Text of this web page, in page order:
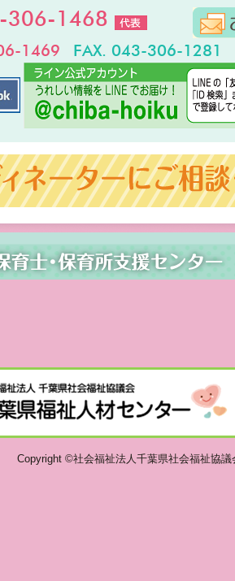
306-1468
1469 FAX. 043-306-1281
Copyright ©社会福祉法人千葉県社会福祉協